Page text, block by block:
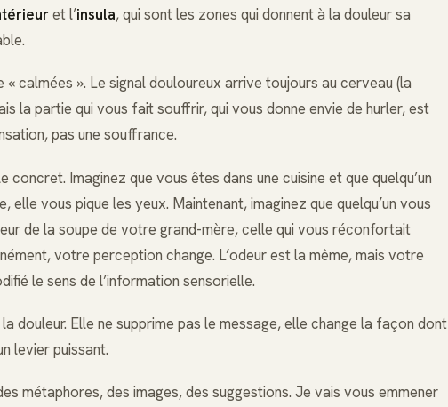
et l’insula, qui sont les zones qui donnent à la douleur sa
calmées ». Le signal douloureux arrive toujours au cerveau (la
la partie qui vous fait souffrir, qui vous donne envie de hurler, est
pas une souffrance.
Imaginez que vous êtes dans une cuisine et que quelqu’un
elle vous pique les yeux. Maintenant, imaginez que quelqu’un vous
de la soupe de votre grand-mère, celle qui vous réconfortait
votre perception change. L’odeur est la même, mais votre
le sens de l’information sensorielle.
douleur. Elle ne supprime pas le message, elle change la façon dont
levier puissant.
métaphores, des images, des suggestions. Je vais vous emmener